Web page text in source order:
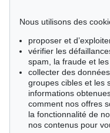
Géographie et
Éditions princeps
Manuscrits anciens
Autographes
Livres pour enfants
Style de vie
Événements clés des
Nous utilisons des
proposer et
vérifier les
spam, la fraude et les
collecter des
groupes cibles et les
informations
comment nos offres
la fonctionnalité de
nos contenus pour